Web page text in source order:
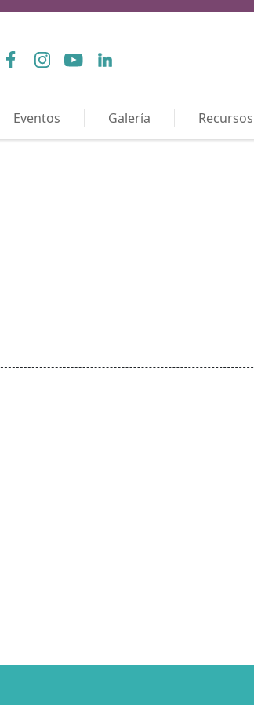
FacebookInstagramYouTubeLinkedIn
Eventos Galería Recursos